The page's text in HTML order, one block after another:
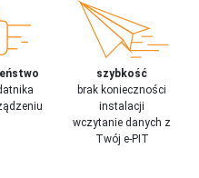
szybkość
brak konieczności
instalacji
wczytanie danych z
Twój e-PIT